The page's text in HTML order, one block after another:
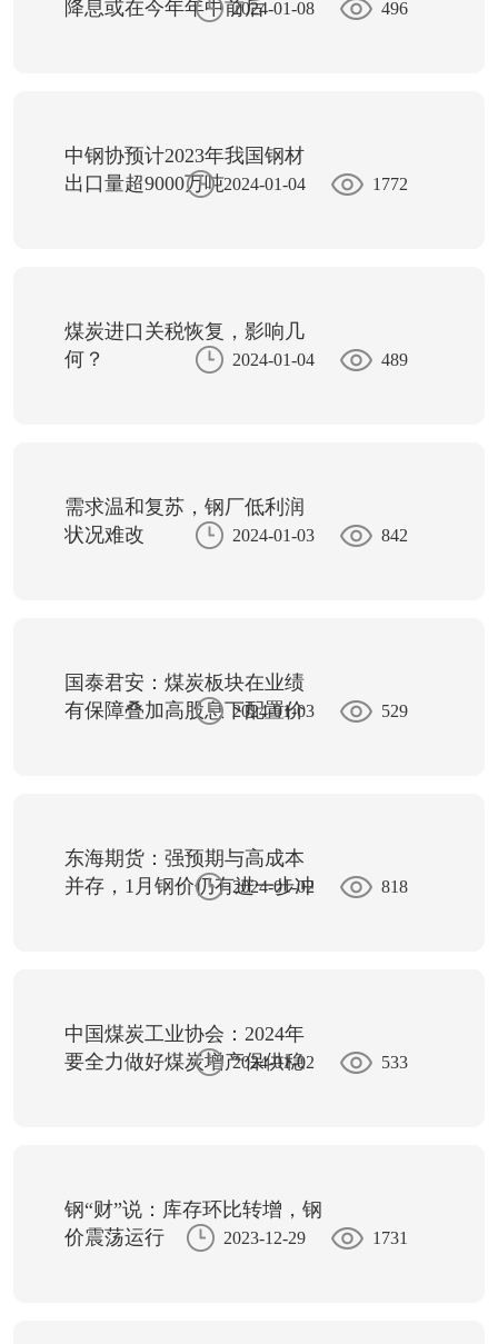
降息或在今年年中前后2024-01-08 496
中钢协预计2023年我国钢材
出口量超9000万吨2024-01-04 1772
煤炭进口关税恢复，影响几
何？
2024-01-04 489
需求温和复苏，钢厂低利润
状况难改
2024-01-03 842
国泰君安：煤炭板块在业绩
有保障叠加高股息下配置价
2024-01-03 529
东海期货：强预期与高成本
并存，1月钢价仍有进一步冲
2024-01-02 818
中国煤炭工业协会：2024年
要全力做好煤炭增产保供稳
2024-01-02 533
钢“财”说：库存环比转增，钢
价震荡运行
2023-12-29 1731